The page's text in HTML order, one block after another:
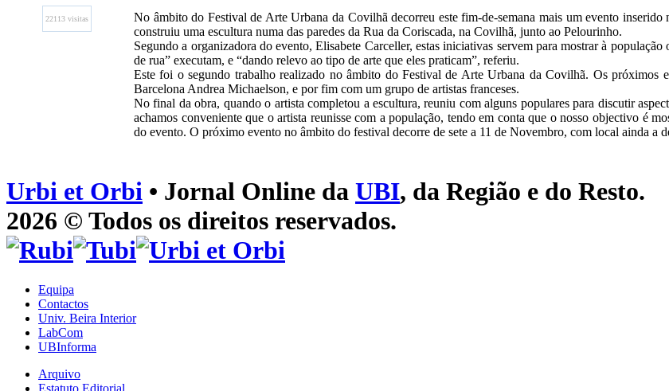
22113 visitas
No âmbito do Festival de Arte Urbana da Covilhã decorreu este fim-de-semana mais um evento
construiu uma escultura numa das paredes da Rua da Coriscada, na Covilhã, junto ao Pelourinho.
Segundo a organizadora do evento, Elisabete Carceller, estas iniciativas servem para mostrar à
de rua” executam, e “dando relevo ao tipo de arte que eles praticam”, referiu.
Este foi o segundo trabalho realizado no âmbito do Festival de Arte Urbana da Covilhã. Os próximos
Barcelona Andrea Michaelson, e por fim com um grupo de artistas franceses.
No final da obra, quando o artista completou a escultura, reuniu com alguns populares para discutir
achamos conveniente que o artista reunisse com a população, tendo em conta que o nosso objectivo é
do evento. O próximo evento no âmbito do festival decorre de sete a 11 de Novembro, com local ainda a
Urbi et Orbi • Jornal Online da UBI, da Região e do Resto.
2026 © Todos os direitos reservados.
Equipa
Contactos
Univ. Beira Interior
LabCom
UBInforma
Arquivo
Estatuto Editorial